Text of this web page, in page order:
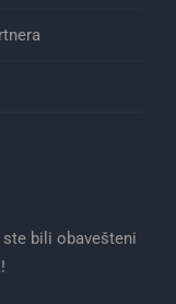
bili obavešteni